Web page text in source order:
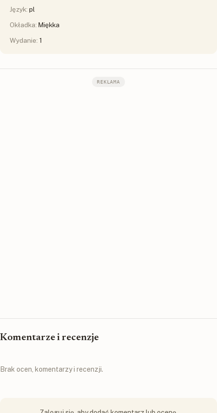
Język: pl
Okładka: Miękka
Wydanie: 1
REKLAMA
Komentarze i recenzje
Brak ocen, komentarzy i recenzji.